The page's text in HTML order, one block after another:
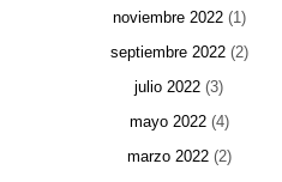
noviembre 2022(1)
septiembre 2022(2)
julio 2022 (3)
mayo 2022(4)
marzo 2022(2)